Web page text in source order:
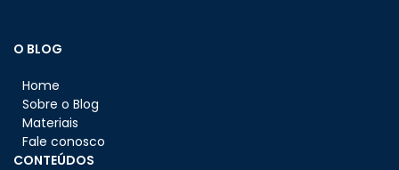
O BLOG
Home
Sobre o Blog
Materiais
Fale conosco
CONTEÚDOS